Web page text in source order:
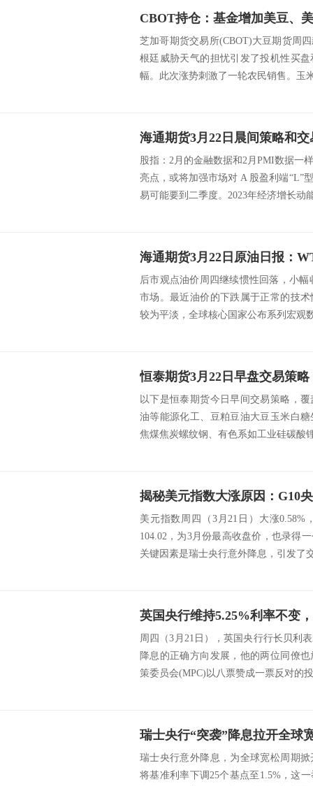
芝加哥期货交易所(CBOT)大豆期货周
根廷威胁天气的担忧引发了投机性买
幅。此次涨势刺激了一轮农民销售。玉
海通期货3月22日晨间策略和交
股指：2月的金融数据和2月PMI数据一
亮点，或将加强市场对 A 股盈利端“L”
易可能要到二季度。2023年经济增长动
后市观点油价周四继续惯性回落，小
市场。最近油价的下跌属于正常的技
较为平淡，全球核心国家公布系列宏观
恒泰期货3月22日早盘交易策略
以下是恒泰期货今日早间交易策略，
油等能源化工、豆粕豆油大豆玉米白
焦煤焦炭螺纹钢、有色系如工业硅碳酸
美元指数周四（3月21日）大涨
104.02，为3月份最高收盘价，也录得
关键因素是瑞士央行意外降息，引发了
英国央行维持5.25%利率不变
周四（3月21日），英国央行行长贝利
降息的正确方向发展，他的两位同僚
策委员会(MPC)以八票赞成一票反对的
瑞士央行意外降息，为全球宽松周期
将基准利率下调25个基点至1.5%，这